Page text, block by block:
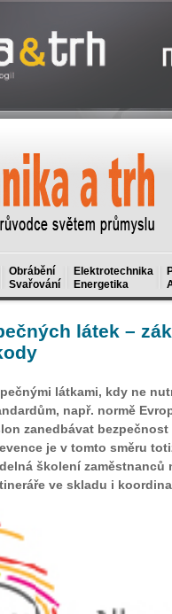
Obrábění
Svařování
Elektrotechnika
Energetika
látek –
látkami, kdy ne
např. normě
zanedbávat
je v tomto směru
školení
ve skladu i